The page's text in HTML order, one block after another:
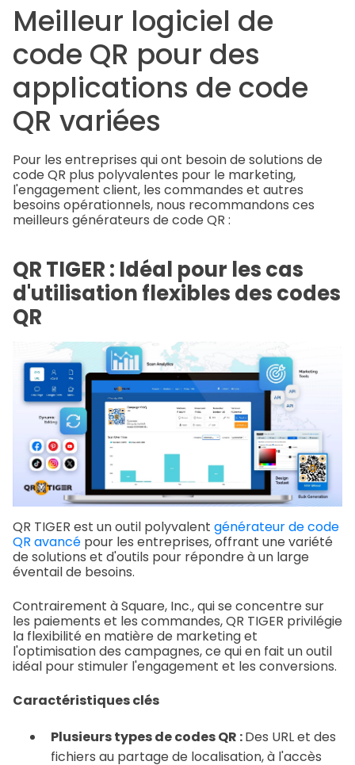
Meilleur logiciel de
code QR pour des
applications de code
QR variées
Pour les entreprises qui ont besoin de solutions de
code QR plus polyvalentes pour le marketing,
l'engagement client, les commandes et autres
besoins opérationnels, nous recommandons ces
meilleurs générateurs de code QR :
QR TIGER : Idéal pour les cas
d'utilisation flexibles des codes
QR
QR TIGER est un outil polyvalent générateur de code
QR avancé pour les entreprises, offrant une variété
de solutions et d'outils pour répondre à un large
éventail de besoins.
Contrairement à Square, Inc., qui se concentre sur
les paiements et les commandes, QR TIGER privilégie
la flexibilité en matière de marketing et
l'optimisation des campagnes, ce qui en fait un outil
idéal pour stimuler l'engagement et les conversions.
Caractéristiques clés
Plusieurs types de codes QR :Des URL et des
fichiers au partage de localisation, à l'accès